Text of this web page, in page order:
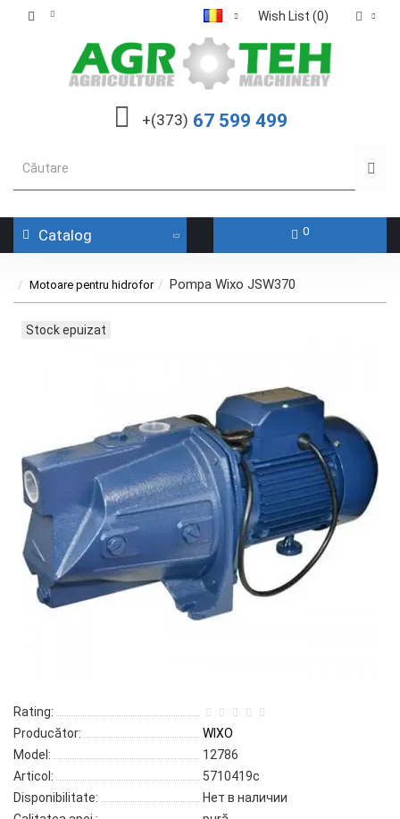
Wish List (0)
+(373) 67 599 499
Catalog 0
Motoare pentru hidrofor Pompa Wixo JSW370
Stock epuizat
Rating:
Producător:
WIXO
Model:
12786
Articol:
5710419c
Disponibilitate:
Нет в наличии